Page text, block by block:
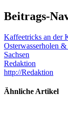
Beitrags-
Kaffeetricks an der
Osterwasserholen
Sachsen
Redaktion
http://Redaktion
Ähnliche Artikel